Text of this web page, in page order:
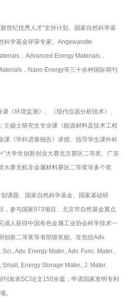
纪优秀人才”支持计划。国家自然科学基
科学基金评审专家。Angewandte
，Advanced Energy Materials，
，Nano Energy等三十余种国际期刊
《环境监测》、《现代仪器分析技术》、
主硕士研究生专业课《能源材料及技术工程
课《学科进展报告》讲授。指导学生课外科
大学生创新创业大赛北京赛区二等奖、广东
大赛无机非金属材料赛区二等奖等多个奖
题、国家自然科学基金、国家基础研
，参与国家973项目、北京市自然基金重点
成人获得中国有色金属工业协会科学技术一
创新二等奖等省部级奖励。在包括Adv.
Adv. Energy Mater., Adv. Func. Mater.,
Small, Energy Storage Mater., J. Mater.
刊发表SCI论文150余篇；申请国家发明专利
。